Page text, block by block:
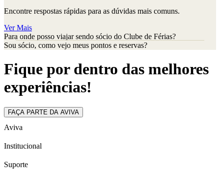
Encontre respostas rápidas para as dúvidas mais comuns.
Ver Mais
Para onde posso viajar sendo sócio do Clube de Férias?
Sou sócio, como vejo meus pontos e reservas?
Fique por dentro das melhores
experiências!
FAÇA PARTE DA AVIVA
Aviva
Institucional
Suporte